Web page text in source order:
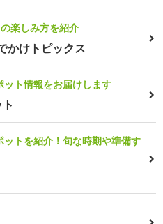
楽しみ方を紹介
かけトピックス
ト情報をお届けします
トを紹介！旬な時期や準備す